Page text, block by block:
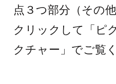
点３つ部分（その
クリックして「
クチャー」でご覧